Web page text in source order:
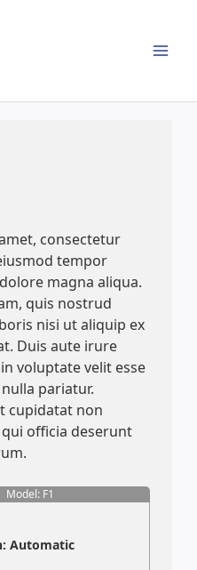
consectetur
tempor
magna aliqua.
quis nostrud
nisi ut aliquip ex
Duis aute irure
voluptate velit esse
pariatur.
cupidatat non
officia deserunt
F1
Automatic